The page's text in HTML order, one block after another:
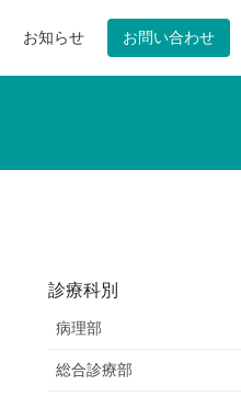
お知らせ お問い合わせ
診療科別
病理部
総合診療部